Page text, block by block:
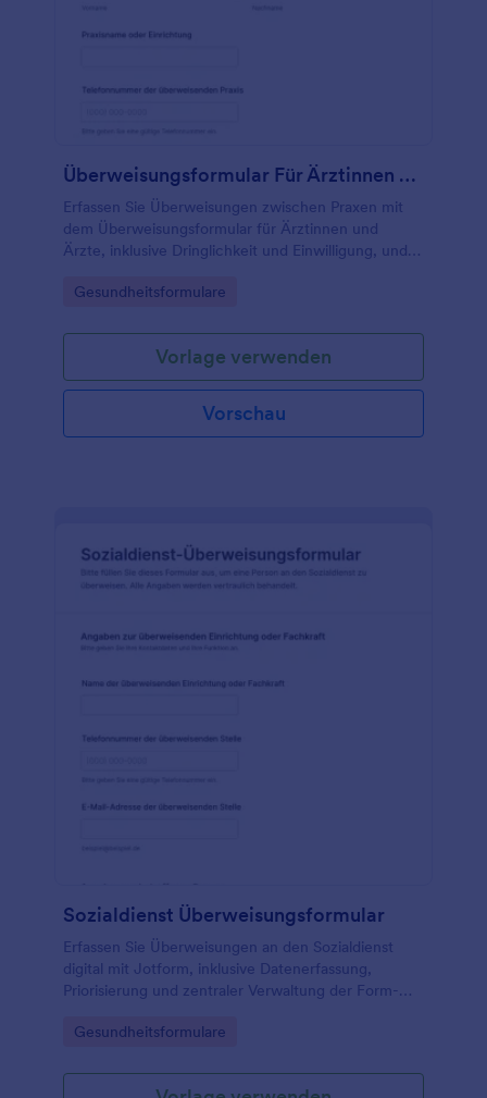
Überweisungsformular Für Ärztinnen Und Ärzte
Erfassen Sie Überweisungen zwischen Praxen mit
dem Überweisungsformular für Ärztinnen und
Ärzte, inklusive Dringlichkeit und Einwilligung, und
Formulareinsendung zentral in Jotform.
Go to Category:
Gesundheitsformulare
Vorlage verwenden
Vorschau
Sozialdienst Überweisungsformular
Erfassen Sie Überweisungen an den Sozialdienst
digital mit Jotform, inklusive Datenerfassung,
Priorisierung und zentraler Verwaltung der Form-
Go to Category:
Gesundheitsformulare